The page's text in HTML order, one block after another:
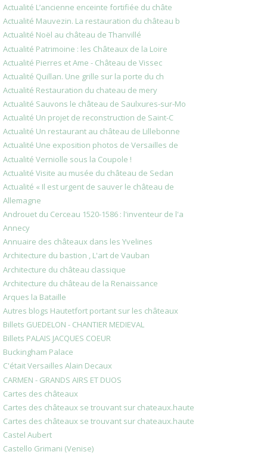
Actualité L’ancienne enceinte fortifiée du châte
Actualité Mauvezin. La restauration du château b
Actualité Noël au château de Thanvillé
Actualité Patrimoine : les Châteaux de la Loire
Actualité Pierres et Ame - Château de Vissec
Actualité Quillan. Une grille sur la porte du ch
Actualité Restauration du chateau de mery
Actualité Sauvons le château de Saulxures-sur-Mo
Actualité Un projet de reconstruction de Saint-C
Actualité Un restaurant au château de Lillebonne
Actualité Une exposition photos de Versailles de
Actualité Verniolle sous la Coupole !
Actualité Visite au musée du château de Sedan
Actualité « Il est urgent de sauver le château de
Allemagne
Androuet du Cerceau 1520-1586 : l'inventeur de l'a
Annecy
Annuaire des châteaux dans les Yvelines
Architecture du bastion , L'art de Vauban
Architecture du château classique
Architecture du château de la Renaissance
Arques la Bataille
Autres blogs Hautetfort portant sur les châteaux
Billets GUEDELON - CHANTIER MEDIEVAL
Billets PALAIS JACQUES COEUR
Buckingham Palace
C'était Versailles Alain Decaux
CARMEN - GRANDS AIRS ET DUOS
Cartes des châteaux
Cartes des châteaux se trouvant sur chateaux.haute
Cartes des châteaux se trouvant sur chateaux.haute
Castel Aubert
Castello Grimani (Venise)